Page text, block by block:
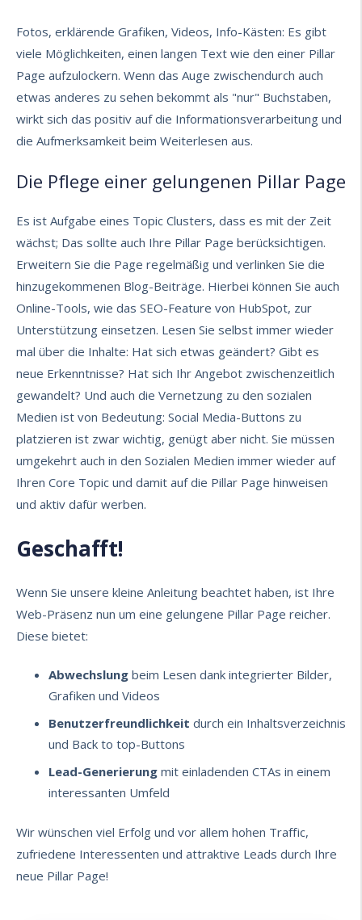
Fotos, erklärende Grafiken, Videos, Info-Kästen: Es gibt
viele Möglichkeiten, einen langen Text wie den einer Pillar
Page aufzulockern. Wenn das Auge zwischendurch auch
etwas anderes zu sehen bekommt als "nur" Buchstaben,
wirkt sich das positiv auf die Informationsverarbeitung und
die Aufmerksamkeit beim Weiterlesen aus.
Die Pflege einer gelungenen Pillar Page
Es ist Aufgabe eines Topic Clusters, dass es mit der Zeit
wächst; Das sollte auch Ihre Pillar Page berücksichtigen.
Erweitern Sie die Page regelmäßig und verlinken Sie die
hinzugekommenen Blog-Beiträge. Hierbei können Sie auch
Online-Tools, wie das SEO-Feature von HubSpot, zur
Unterstützung einsetzen. Lesen Sie selbst immer wieder
mal über die Inhalte: Hat sich etwas geändert? Gibt es
neue Erkenntnisse? Hat sich Ihr Angebot zwischenzeitlich
gewandelt? Und auch die Vernetzung zu den sozialen
Medien ist von Bedeutung: Social Media-Buttons zu
platzieren ist zwar wichtig, genügt aber nicht. Sie müssen
umgekehrt auch in den Sozialen Medien immer wieder auf
Ihren Core Topic und damit auf die Pillar Page hinweisen
und aktiv dafür werben.
Geschafft!
Wenn Sie unsere kleine Anleitung beachtet haben, ist Ihre
Web-Präsenz nun um eine gelungene Pillar Page reicher.
Diese bietet:
Abwechslung beim Lesen dank integrierter Bilder,
Grafiken und Videos
Benutzerfreundlichkeit durch ein Inhaltsverzeichnis
und Back to top-Buttons
Lead-Generierung mit einladenden CTAs in einem
interessanten Umfeld
Wir wünschen viel Erfolg und vor allem hohen Traffic,
zufriedene Interessenten und attraktive Leads durch Ihre
neue Pillar Page!